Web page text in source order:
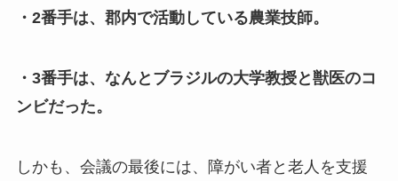
・2番手は、郡内で活動している農業技師。
・3番手は、なんとブラジルの大学教授と獣医のコ
ンビだった。
しかも、会議の最後には、障がい者と老人を支援